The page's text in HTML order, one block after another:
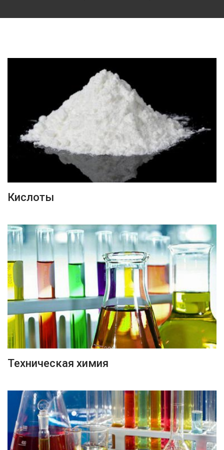
ПОДРОБНЕЕ
Кислоты
ПОДРОБНЕЕ
Техническая химия